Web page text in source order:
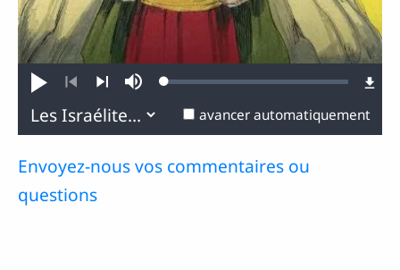
Jouer
PrécédentSuivant
SourdineLoaded:
avancer automatiquement
Envoyez-nous vos commentaires ou
questions